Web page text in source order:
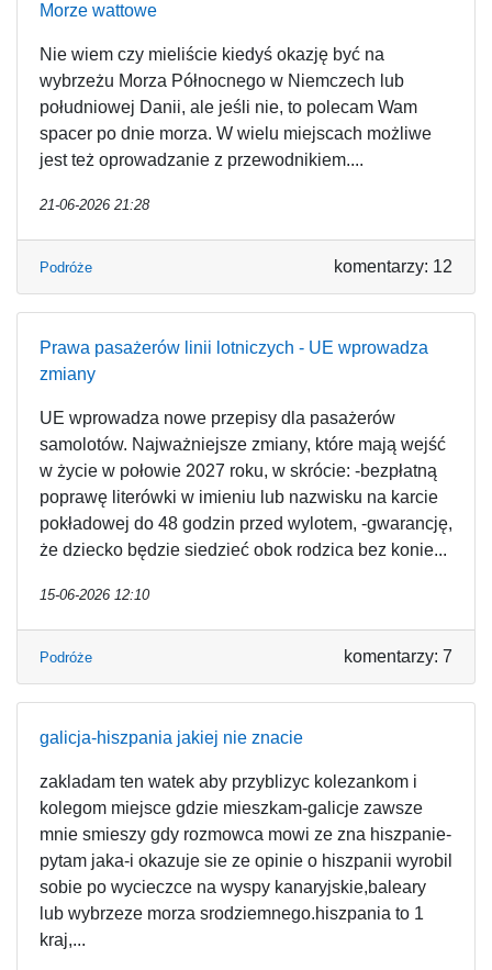
Morze wattowe
Nie wiem czy mieliście kiedyś okazję być na
wybrzeżu Morza Północnego w Niemczech lub
południowej Danii, ale jeśli nie, to polecam Wam
spacer po dnie morza. W wielu miejscach możliwe
jest też oprowadzanie z przewodnikiem....
21-06-2026 21:28
Podróże komentarzy: 12
Prawa pasażerów linii lotniczych - UE wprowadza
zmiany
UE wprowadza nowe przepisy dla pasażerów
samolotów. Najważniejsze zmiany, które mają wejść
w życie w połowie 2027 roku, w skrócie: -bezpłatną
poprawę literówki w imieniu lub nazwisku na karcie
pokładowej do 48 godzin przed wylotem, -gwarancję,
że dziecko będzie siedzieć obok rodzica bez konie...
15-06-2026 12:10
Podróże komentarzy: 7
galicja-hiszpania jakiej nie znacie
zakladam ten watek aby przyblizyc kolezankom i
kolegom miejsce gdzie mieszkam-galicje zawsze
mnie smieszy gdy rozmowca mowi ze zna hiszpanie-
pytam jaka-i okazuje sie ze opinie o hiszpanii wyrobil
sobie po wycieczce na wyspy kanaryjskie,baleary
lub wybrzeze morza srodziemnego.hiszpania to 1
kraj,...